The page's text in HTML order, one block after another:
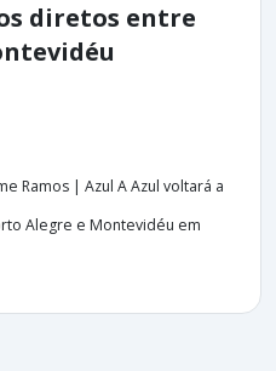
diretos entre
Ramos | Azul A Azul voltará a
Alegre e Montevidéu em